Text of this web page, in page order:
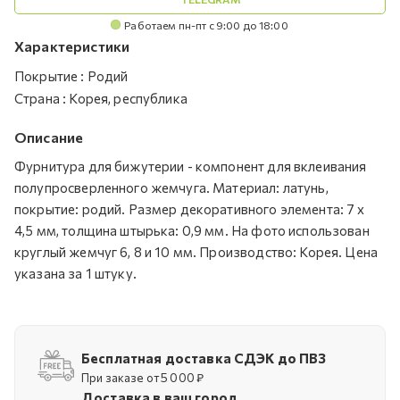
Работаем пн-пт с 9:00 до 18:00
Характеристики
Покрытие : Родий
Страна : Корея, республика
Описание
Фурнитура для бижутерии - компонент для вклеивания
полупросверленного жемчуга. Материал: латунь,
покрытие: родий. Размер декоративного элемента: 7 х
4,5 мм, толщина штырька: 0,9 мм. На фото использован
круглый жемчуг 6, 8 и 10 мм. Производство: Корея. Цена
указана за 1 штуку.
Бесплатная доставка СДЭК до ПВЗ
При заказе от 5 000 ₽